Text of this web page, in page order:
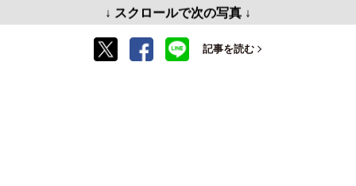
↓ スクロールで次の写真 ↓
記事を読む